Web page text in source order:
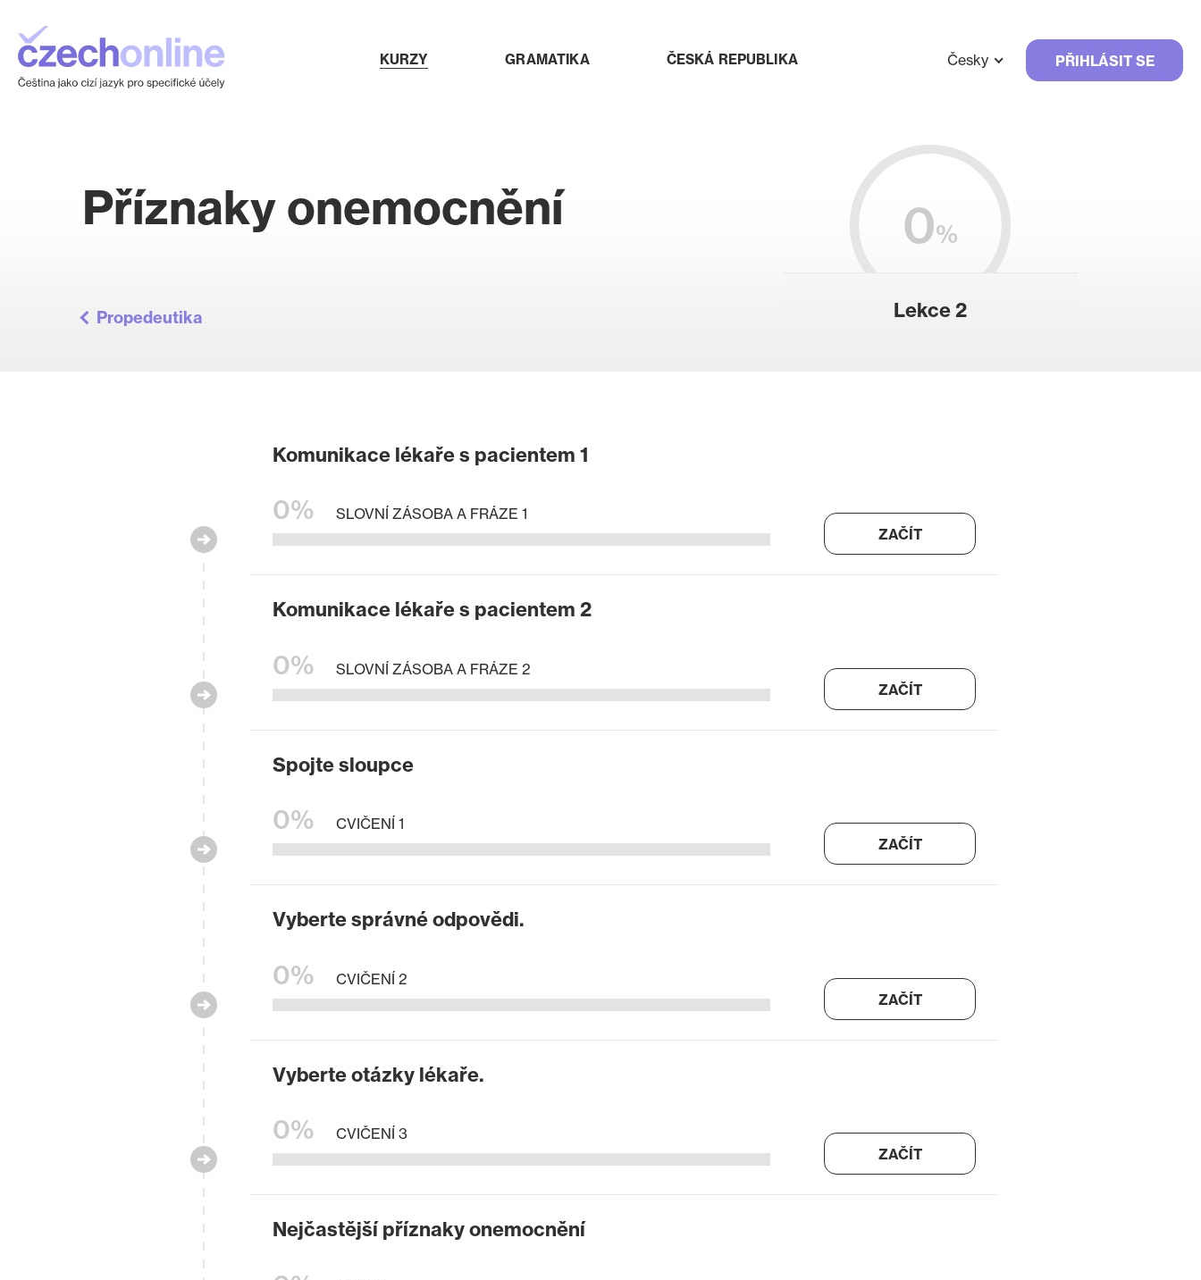
KURZY GRAMATIKA ČESKÁ REPUBLIKA Česky PŘIHLÁSIT SE
Příznaky onemocnění 0%
Lekce 2
Propedeutika
Komunikace lékaře s pacientem 1
0%
SLOVNÍ ZÁSOBA A FRÁZE 1
ZAČÍT
Komunikace lékaře s pacientem 2
0%
SLOVNÍ ZÁSOBA A FRÁZE 2
ZAČÍT
Spojte sloupce
0%
CVIČENÍ 1
ZAČÍT
Vyberte správné odpovědi.
0%
CVIČENÍ 2
ZAČÍT
Vyberte otázky lékaře.
0%
CVIČENÍ 3
ZAČÍT
Nejčastější příznaky onemocnění